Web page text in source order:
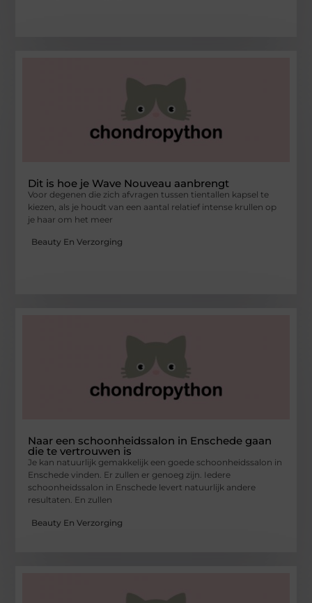
Dit is hoe je Wave Nouveau aanbrengt
Voor degenen die zich afvragen tussen tientallen kapsel te
kiezen, als je houdt van een aantal relatief intense krullen op
je haar om het meer
Beauty En Verzorging
Naar een schoonheidssalon in Enschede gaan
die te vertrouwen is
Je kan natuurlijk gemakkelijk een goede schoonheidssalon in
Enschede vinden. Er zullen er genoeg zijn. Iedere
schoonheidssalon in Enschede levert natuurlijk andere
resultaten. En zullen
Beauty En Verzorging